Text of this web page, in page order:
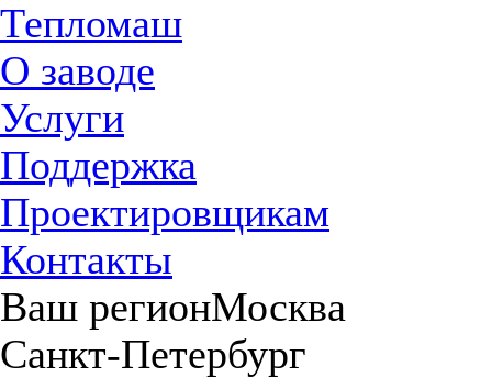
Тепломаш
О заводе
Услуги
Поддержка
Проектировщикам
Контакты
Ваш регионМосква
Санкт-Петербург